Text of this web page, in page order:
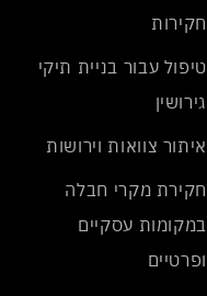
חקירות
טיפול עבור בניית תיקי
גירושין
איתור צוואות וירושות
חקירת מקרי חבלה
במקומות עסקיים
ופרטיים